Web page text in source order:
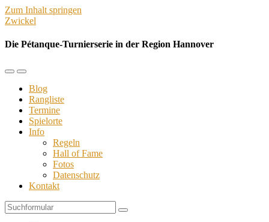
Zum Inhalt springen
Zwickel
Die Pétanque-Turnierserie in der Region Hannover
Mobil-
umschalten
Suchfeld
umschalten
Blog
Rangliste
Termine
Spielorte
Info
Regeln
Hall of Fame
Fotos
Datenschutz
Kontakt
Suchen